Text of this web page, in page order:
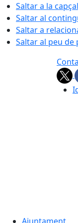
Saltar a la
Saltar al
Saltar a
Saltar al peu de